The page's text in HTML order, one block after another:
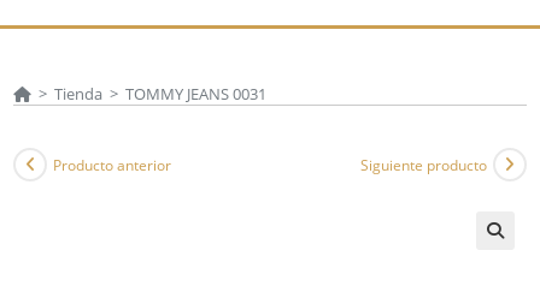
> Tienda > TOMMY JEANS 0031
Producto anterior Siguiente producto